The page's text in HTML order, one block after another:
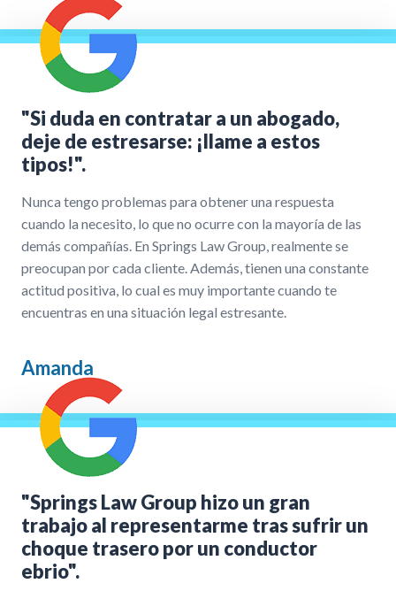
"Si duda en contratar a un abogado,
deje de estresarse: ¡llame a estos
tipos!".
Nunca tengo problemas para obtener una respuesta
cuando la necesito, lo que no ocurre con la mayoría de las
demás compañías. En Springs Law Group, realmente se
preocupan por cada cliente. Además, tienen una constante
actitud positiva, lo cual es muy importante cuando te
encuentras en una situación legal estresante.
Amanda
"Springs Law Group hizo un gran
trabajo al representarme tras sufrir un
choque trasero por un conductor
ebrio".